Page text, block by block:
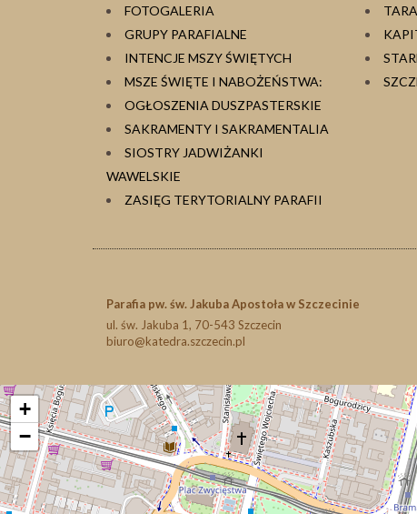
FOTOGALERIA
GRUPY PARAFIALNE
INTENCJE MSZY ŚWIĘTYCH
MSZE ŚWIĘTE I NABOŻEŃSTWA:
OGŁOSZENIA DUSZPASTERSKIE
SAKRAMENTY I SAKRAMENTALIA
SIOSTRY JADWIŻANKI
WAWELSKIE
ZASIĘG TERYTORIALNY PARAFII
Parafia pw. św. Jakuba Apostoła w Szczecinie
ul. św. Jakuba 1, 70-543 Szczecin
biuro@katedra.szczecin.pl
+
−